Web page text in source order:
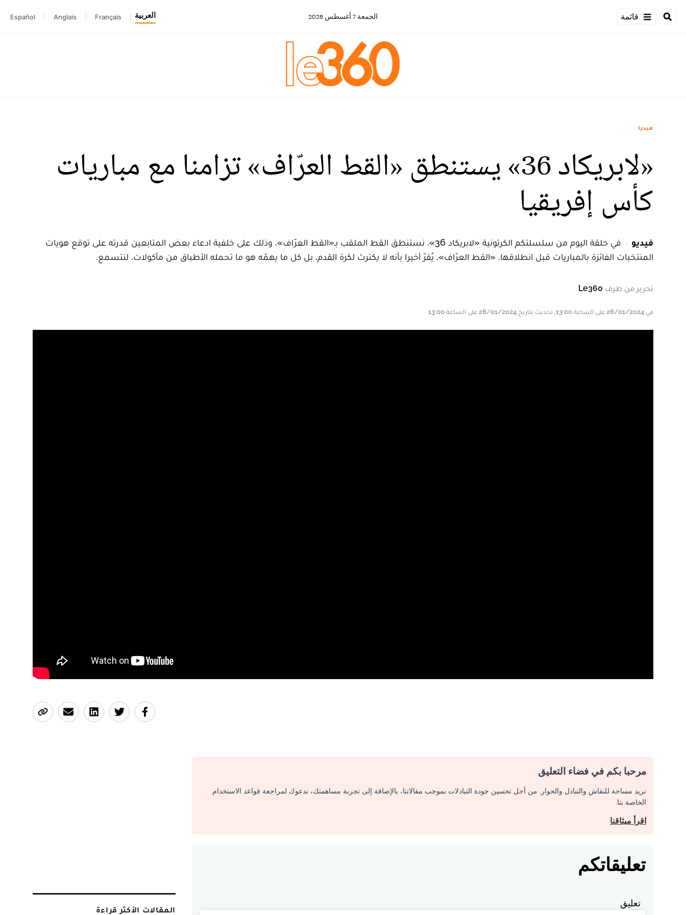
قائمة الجمعة 7 أغسطس 2026 العربية Français
Anglais
Español
ميديا
«لابريكاد 36» يستنطق «القط العرّاف» تزامنا مع مباريات
كأس إفريقيا
فيديو
في حلقة اليوم من سلسلتكم الكرتونية «لابريكاد 36»، نستنطق القط الملقب بـ«القط العرّاف»، وذلك على خلفية ادعاء بعض المتابعين قدرته على توقع هويات
المنتخبات الفائزة بالمباريات قبل انطلاقها. «القط العرّاف»، يُقرّ أخيرا بأنه لا يكترث لكرة القدم، بل كل ما يهمّه هو ما تحمله الأطباق من مأكولات. لنتسمع.
تحرير من طرف Le360
في 28/01/2024 على الساعة 13:00, تحديث بتاريخ 28/01/2024 على الساعة 13:00
مرحبا بكم في فضاء التعليق
نريد مساحة للنقاش والتبادل والحوار. من أجل تحسين جودة التبادلات بموجب مقالاتنا، بالإضافة إلى تجربة مساهمتك، ندعوك لمراجعة قواعد الاستخدام
الخاصة بنا.
اقرأ ميثاقنا
تعليقاتكم
تعليق
المقالات الأكثر قراءة